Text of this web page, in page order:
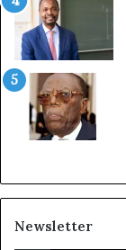
Newsletter